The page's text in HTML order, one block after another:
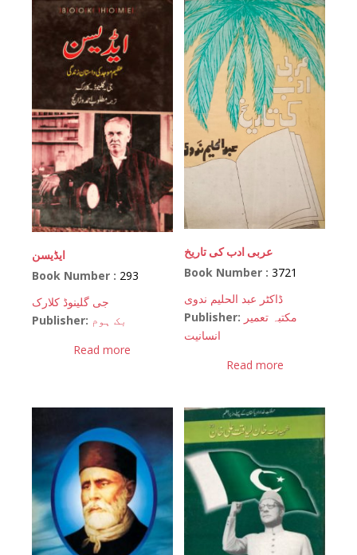
ایڈیسن
Book Number : 293
جی گلینوڈ کلارک
Publisher: بک ہوم
Read more
عربی ادب کی تاریخ
Book Number :3721
ڈاکٹر عبد الحلیم ندوی
Publisher: مکتبہ تعمیر
انسانیت
Read more